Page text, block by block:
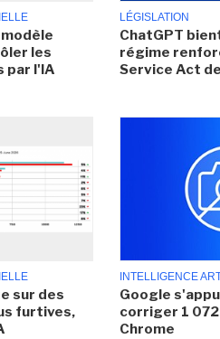
les
par l'IA
LÉGISLATION
ChatGPT
régime
Service Act
sur des
furtives,
INTELLIGENCE
Google
corriger 1
Chrome